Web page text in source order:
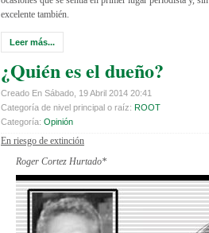
excelente también.
Leer más...
¿Quién es el dueño?
Creado En Sábado, 19 Abril 2014 20:41
Categoría de nivel principal o raíz: ROOT
Categoría: Opinión
En riesgo de extinción
Roger Cortez Hurtado*